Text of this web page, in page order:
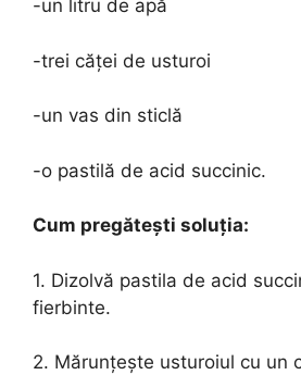
-un litru de apă
-trei căței de usturoi
-un vas din sticlă
-o pastilă de acid succinic.
Cum pregătești soluția:
1. Dizolvă pastila de acid
fierbinte.
2. Mărunțește usturoiul cu un